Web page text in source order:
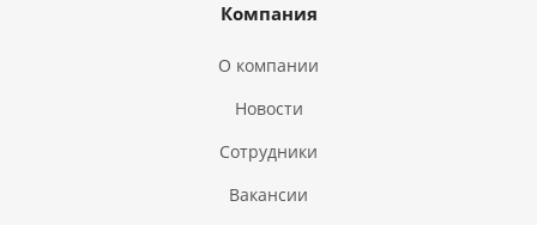
Компания
О компании
Новости
Сотрудники
Вакансии